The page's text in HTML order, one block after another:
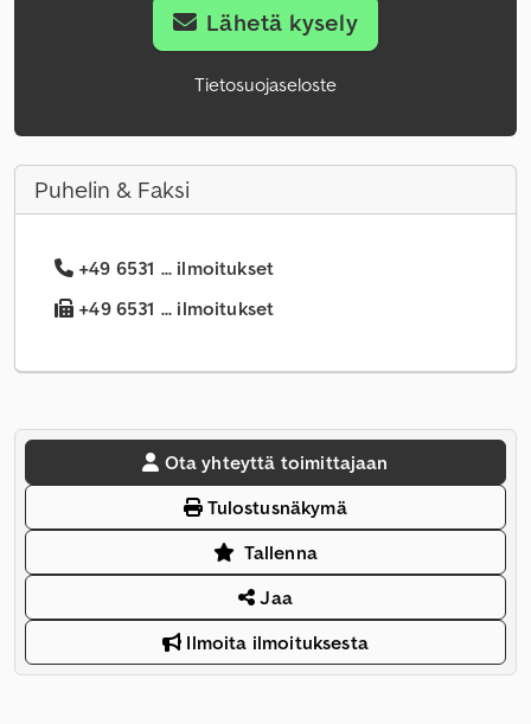
Lähetä kysely
Tietosuojaseloste
Puhelin & Faksi
+49 6531 ... ilmoitukset
+49 6531 ... ilmoitukset
Ota yhteyttä toimittajaan
Tulostusnäkymä
Tallenna
Jaa
Ilmoita ilmoituksesta